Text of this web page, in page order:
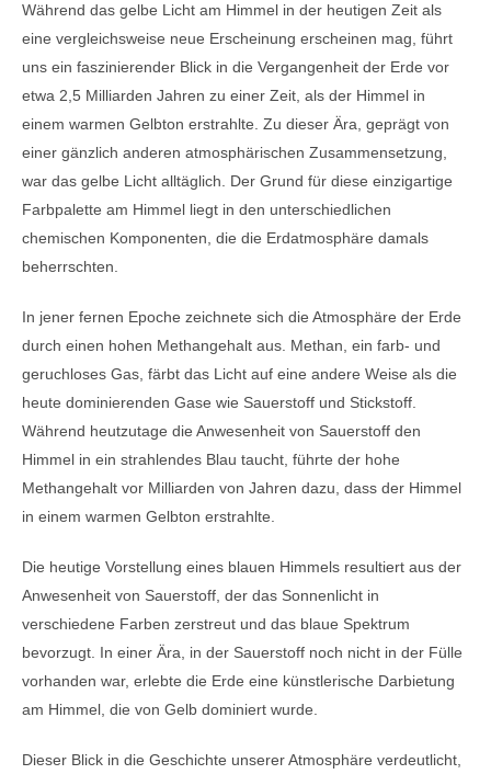
Während das gelbe Licht am Himmel in der heutigen Zeit als
eine vergleichsweise neue Erscheinung erscheinen mag, führt
uns ein faszinierender Blick in die Vergangenheit der Erde vor
etwa 2,5 Milliarden Jahren zu einer Zeit, als der Himmel in
einem warmen Gelbton erstrahlte. Zu dieser Ära, geprägt von
einer gänzlich anderen atmosphärischen Zusammensetzung,
war das gelbe Licht alltäglich. Der Grund für diese einzigartige
Farbpalette am Himmel liegt in den unterschiedlichen
chemischen Komponenten, die die Erdatmosphäre damals
beherrschten.
In jener fernen Epoche zeichnete sich die Atmosphäre der Erde
durch einen hohen Methangehalt aus. Methan, ein farb- und
geruchloses Gas, färbt das Licht auf eine andere Weise als die
heute dominierenden Gase wie Sauerstoff und Stickstoff.
Während heutzutage die Anwesenheit von Sauerstoff den
Himmel in ein strahlendes Blau taucht, führte der hohe
Methangehalt vor Milliarden von Jahren dazu, dass der Himmel
in einem warmen Gelbton erstrahlte.
Die heutige Vorstellung eines blauen Himmels resultiert aus der
Anwesenheit von Sauerstoff, der das Sonnenlicht in
verschiedene Farben zerstreut und das blaue Spektrum
bevorzugt. In einer Ära, in der Sauerstoff noch nicht in der Fülle
vorhanden war, erlebte die Erde eine künstlerische Darbietung
am Himmel, die von Gelb dominiert wurde.
Dieser Blick in die Geschichte unserer Atmosphäre verdeutlicht,